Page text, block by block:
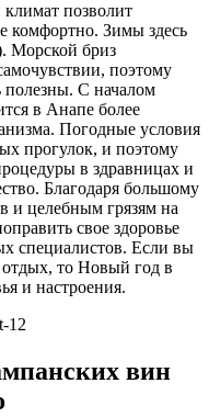
позволит
комфортно. Зимы здесь
Морской бриз
поэтому
полезны. С началом
в Анапе более
Погодные условия
прогулок, и поэтому
в здравницах и
Благодаря большому
и целебным грязям на
свое здоровье
специалистов. Если вы
то Новый год в
и настроения.
вин